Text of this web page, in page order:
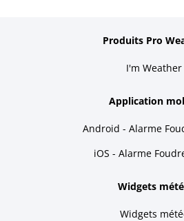
Produits Pro
I'm Weather
Application
Android - Alarme
iOS - Alarme
Widgets
Widgets